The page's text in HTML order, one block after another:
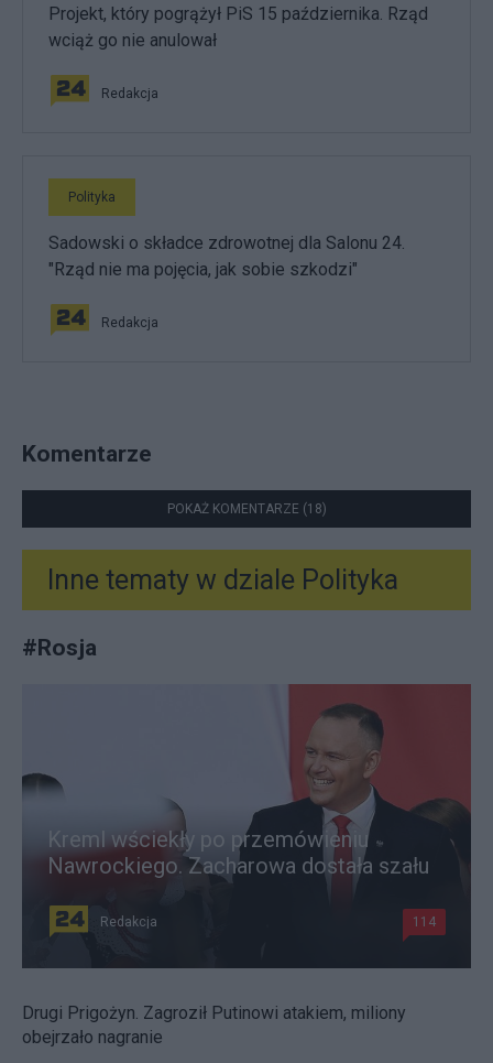
Projekt, który pogrążył PiS 15 października. Rząd
wciąż go nie anulował
Redakcja
Polityka
Sadowski o składce zdrowotnej dla Salonu 24.
"Rząd nie ma pojęcia, jak sobie szkodzi"
Redakcja
Komentarze
POKAŻ KOMENTARZE (18)
Inne tematy w dziale Polityka
#Rosja
Kreml wściekły po przemówieniu
Nawrockiego. Zacharowa dostała szału
Redakcja 114
Drugi Prigożyn. Zagroził Putinowi atakiem, miliony
obejrzało nagranie